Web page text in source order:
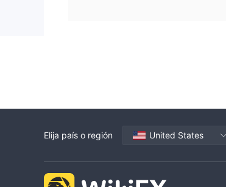
Elija país o región United States